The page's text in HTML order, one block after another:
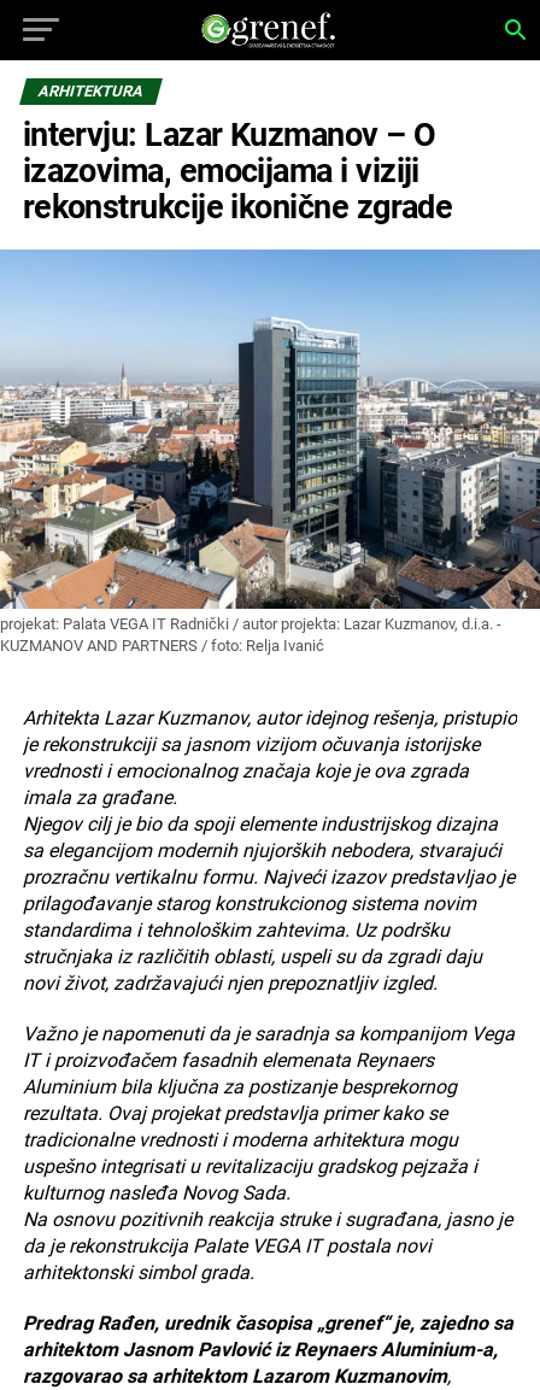
ARHITEKTURA
intervju: Lazar Kuzmanov – O
izazovima, emocijama i viziji
rekonstrukcije ikonične zgrade
projekat: Palata VEGA IT Radnički / autor projekta: Lazar Kuzmanov, d.i.a. -
KUZMANOV AND PARTNERS / foto: Relja Ivanić
Arhitekta Lazar Kuzmanov, autor idejnog rešenja, pristupio
je rekonstrukciji sa jasnom vizijom očuvanja istorijske
vrednosti i emocionalnog značaja koje je ova zgrada
imala za građane.
Njegov cilj je bio da spoji elemente industrijskog dizajna
sa elegancijom modernih njujorških nebodera, stvarajući
prozračnu vertikalnu formu. Najveći izazov predstavljao je
prilagođavanje starog konstrukcionog sistema novim
standardima i tehnološkim zahtevima. Uz podršku
stručnjaka iz različitih oblasti, uspeli su da zgradi daju
novi život, zadržavajući njen prepoznatljiv izgled.
Važno je napomenuti da je saradnja sa kompanijom Vega
IT i proizvođačem fasadnih elemenata Reynaers
Aluminium bila ključna za postizanje besprekornog
rezultata. Ovaj projekat predstavlja primer kako se
tradicionalne vrednosti i moderna arhitektura mogu
uspešno integrisati u revitalizaciju gradskog pejzaža i
kulturnog nasleđa Novog Sada.
Na osnovu pozitivnih reakcija struke i sugrađana, jasno je
da je rekonstrukcija Palate VEGA IT postala novi
arhitektonski simbol grada.
Predrag Rađen, urednik časopisa „grenef“ je, zajedno sa
arhitektom Jasnom Pavlović iz Reynaers Aluminium-a,
razgovarao sa arhitektom Lazarom Kuzmanovim,